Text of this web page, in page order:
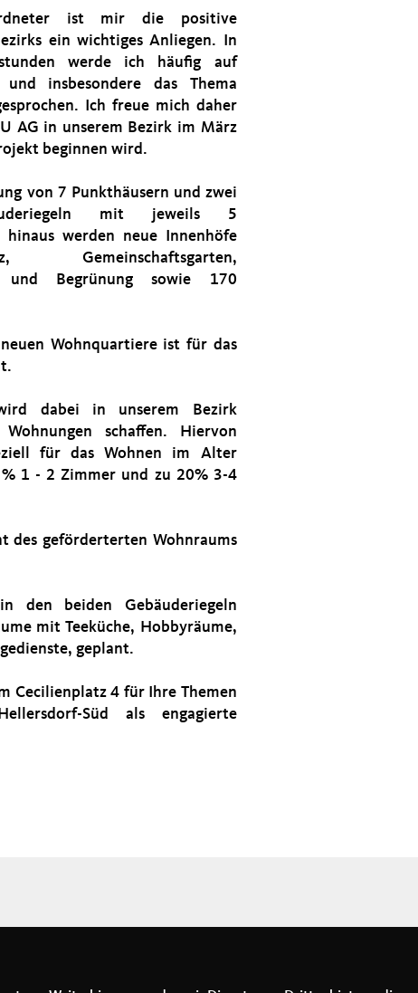
ist mir die positive
ein wichtiges Anliegen. In
werde ich häufig auf
und insbesondere das Thema
Ich freue mich daher
AG in unserem Bezirk im März
beginnen wird.
von 7 Punkthäusern und zwei
mit jeweils 5
hinaus werden neue Innenhöfe
und Begrünung sowie 170
Wohnquartiere ist für das
dabei in unserem Bezirk
schaffen. Hiervon
für das Wohnen im Alter
1 - 2 Zimmer und zu 20% 3-4
des geförderterten Wohnraums
den beiden Gebäuderiegeln
mit Teeküche, Hobbyräume,
geplant.
Cecilienplatz 4 für Ihre Themen
Süd als engagierte